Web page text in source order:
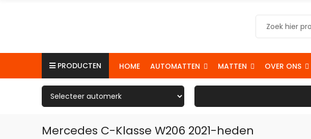
PRODUCTEN HOME AUTOMATTEN MATTEN OVER ONS
Mercedes C-Klasse W206 2021-heden